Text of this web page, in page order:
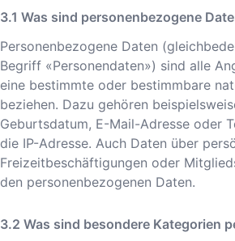
Was sind personenbezogene
Personenbezogene Daten
Begriff «Personendaten») sind alle
eine bestimmte oder bestimmbare
beziehen. Dazu gehören
Geburtsdatum, E-Mail-Adresse oder
die IP-Adresse. Auch Daten über
Freizeitbeschäftigungen oder
den personenbezogenen Daten.
Was sind besondere Kategorien